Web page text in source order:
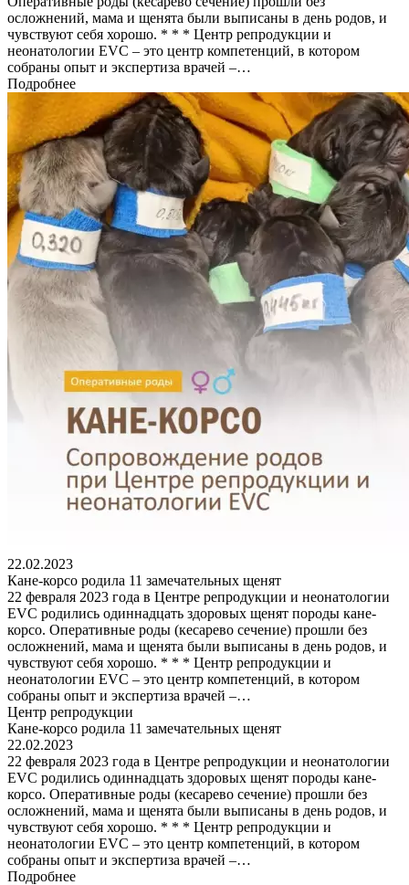
осложнений, мама и щенята были выписаны в день родов, и
чувствуют себя хорошо. * * * Центр репродукции и
неонатологии EVC – это центр компетенций, в котором
собраны опыт и экспертиза врачей –…
Подробнее
22.02.2023
Кане-корсо родила 11 замечательных щенят
22 февраля 2023 года в Центре репродукции и неонатологии
EVC родились одиннадцать здоровых щенят породы кане-
корсо. Оперативные роды (кесарево сечение) прошли без
осложнений, мама и щенята были выписаны в день родов, и
чувствуют себя хорошо. * * * Центр репродукции и
неонатологии EVC – это центр компетенций, в котором
собраны опыт и экспертиза врачей –…
Центр репродукции
Кане-корсо родила 11 замечательных щенят
22.02.2023
22 февраля 2023 года в Центре репродукции и неонатологии
EVC родились одиннадцать здоровых щенят породы кане-
корсо. Оперативные роды (кесарево сечение) прошли без
осложнений, мама и щенята были выписаны в день родов, и
чувствуют себя хорошо. * * * Центр репродукции и
неонатологии EVC – это центр компетенций, в котором
собраны опыт и экспертиза врачей –…
Подробнее